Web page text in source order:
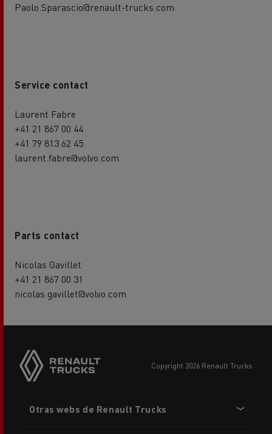
Paolo.Sparascio@renault-trucks.com
Service contact
Laurent Fabre
+41 21 867 00 44
+41 79 813 62 45
laurent.fabre@volvo.com
Parts contact
Nicolas Gavillet
+41 21 867 00 31
nicolas.gavillet@volvo.com
copyright 2026 Renault Trucks
menu
Otras webs de Renault Trucks